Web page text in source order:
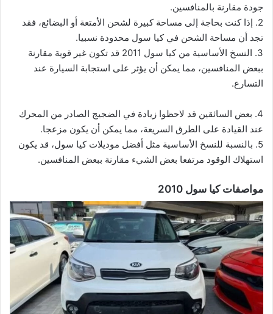
جودة مقارنة بالمنافسين.
2. إذا كنت بحاجة إلى مساحة كبيرة لشحن الأمتعة أو البضائع، فقد
تجد أن مساحة الشحن في كيا سول محدودة نسبيا.
3. النسخ الأساسية من كيا سول 2011 قد تكون غير قوية مقارنة
ببعض المنافسين، مما يمكن أن يؤثر على استجابة السيارة عند
التسارع.
4. بعض السائقين قد لاحظوا زيادة في الضجيج الصادر من المحرك
عند القيادة على الطرق السريعة، مما يمكن أن يكون مزعجا.
5. بالنسبة للنسخ الأساسية مثل أفضل موديلات كيا سول، قد يكون
استهلاك الوقود مرتفعا بعض الشيء مقارنة ببعض المنافسين.
مواصفات كيا سول 2010